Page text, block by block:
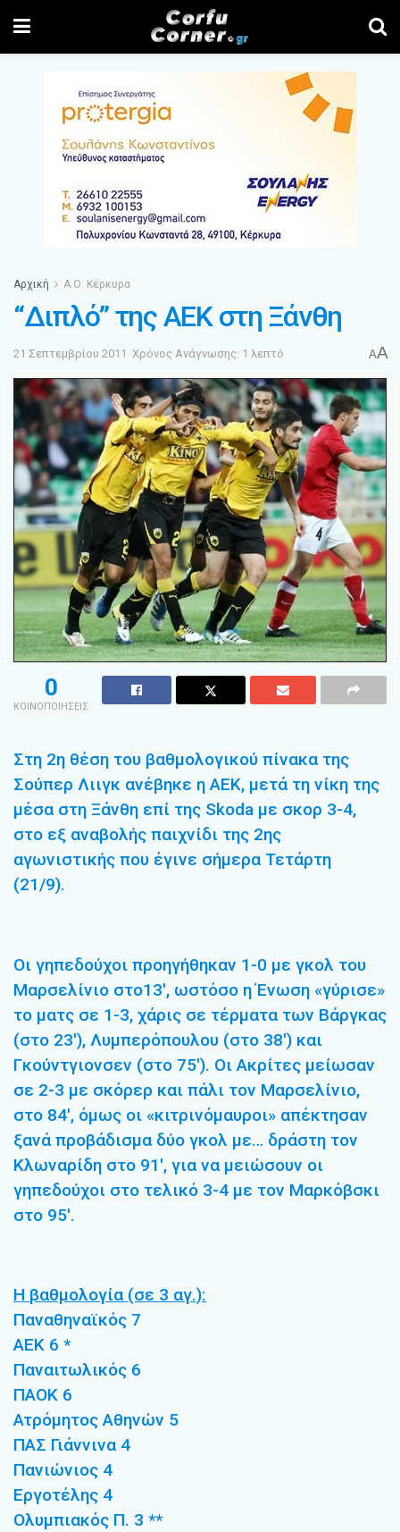
Αρχική Α.Ο. Κέρκυρα
“Διπλό” της ΑΕΚ στη Ξάνθη
21 Σεπτεμβρίου 2011 Χρόνος Ανάγνωσης: 1 λεπτό AA
0
ΚΟΙΝΟΠΟΙΗΣΕΙΣ
Στη 2η θέση του βαθμολογικού πίνακα της
Σούπερ Λιιγκ ανέβηκε η ΑΕΚ, μετά τη νίκη της
μέσα στη Ξάνθη επί της Skoda με σκορ 3-4,
στο εξ αναβολής παιχνίδι της 2ης
αγωνιστικής που έγινε σήμερα Τετάρτη
(21/9).
Οι γηπεδούχοι προηγήθηκαν 1-0 με γκολ του
Μαρσελίνιο στο13′, ωστόσο η Ένωση «γύρισε»
το ματς σε 1-3, χάρις σε τέρματα των Βάργκας
(στο 23′), Λυμπερόπουλου (στο 38′) και
Γκούντγιονσεν (στο 75′). Οι Ακρίτες μείωσαν
σε 2-3 με σκόρερ και πάλι τον Μαρσελίνιο,
στο 84′, όμως οι «κιτρινόμαυροι» απέκτησαν
ξανά προβάδισμα δύο γκολ με… δράστη τον
Κλωναρίδη στο 91′, για να μειώσουν οι
γηπεδούχοι στο τελικό 3-4 με τον Μαρκόβσκι
στο 95′.
Η βαθμολογία (σε 3 αγ.):
Παναθηναϊκός 7
ΑΕΚ 6 *
Παναιτωλικός 6
ΠΑΟΚ 6
Ατρόμητος Αθηνών 5
ΠΑΣ Γιάννινα 4
Πανιώνιος 4
Εργοτέλης 4
Ολυμπιακός Π. 3 **